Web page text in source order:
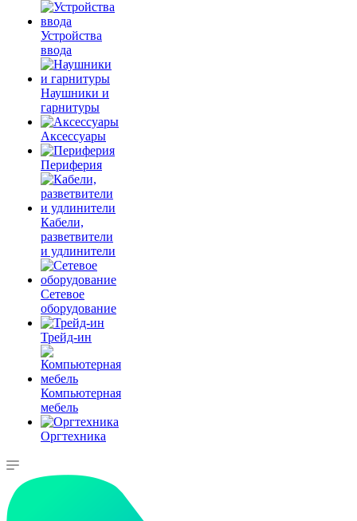
Устройства
ввода
Наушники и
гарнитуры
Аксессуары
Периферия
Кабели,
разветвители
и удлинители
Сетевое
оборудование
Трейд-ин
Компьютерная
мебель
Оргтехника